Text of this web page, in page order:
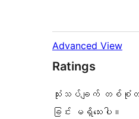
Advanced View
Ratings
သုံးသပ်ချက် တစ်စုံတ
ခြင်း မရှိသေးပါ။